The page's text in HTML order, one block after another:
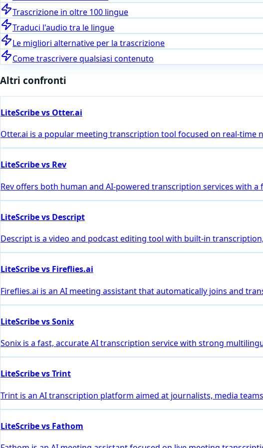
Trascrizione in oltre 100 lingue
Traduci l'audio tra le lingue
Le migliori alternative per la trascrizione
Come trascrivere qualsiasi contenuto
Altri confronti
LiteScribe vs Otter.ai
Otter.ai is a popular meeting transcription tool focused on real-time
LiteScribe vs Rev
Rev offers both human and AI-powered transcription services with a
LiteScribe vs Descript
Descript is a video and podcast editing tool with built-in
LiteScribe vs Fireflies.ai
Fireflies.ai is an AI meeting assistant that automatically joins and
LiteScribe vs Sonix
Sonix is a fast, accurate AI transcription service with strong
LiteScribe vs Trint
Trint is an AI transcription platform aimed at journalists, media
LiteScribe vs Fathom